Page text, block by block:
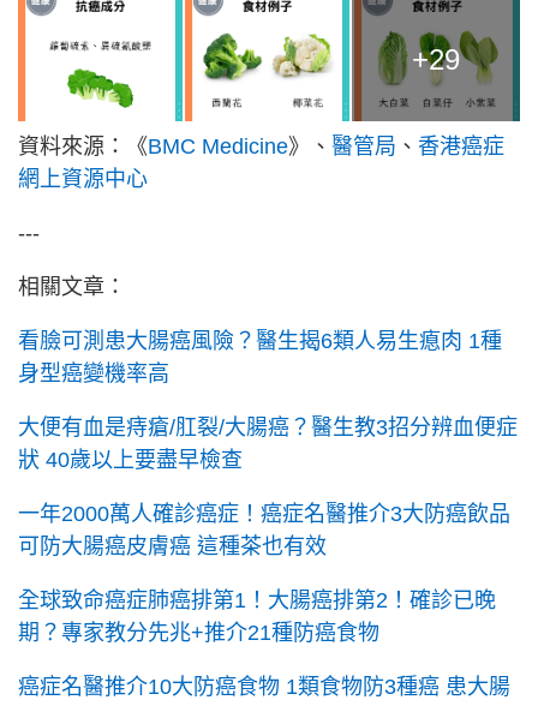
+29
資料來源：《BMC Medicine》、 醫管局 、 香港癌症
網上資源中心
---
相關文章：
看臉可測患大腸癌風險？醫生揭6類人易生瘜肉 1種
身型癌變機率高
大便有血是痔瘡/肛裂/大腸癌？醫生教3招分辨血便症
狀 40歲以上要盡早檢查
一年2000萬人確診癌症！癌症名醫推介3大防癌飲品
可防大腸癌皮膚癌 這種茶也有效
全球致命癌症肺癌排第1！大腸癌排第2！確診已晚
期？專家教分先兆+推介21種防癌食物
癌症名醫推介10大防癌食物 1類食物防3種癌 患大腸